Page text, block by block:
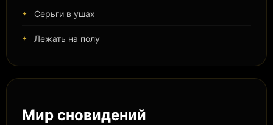
Серьги в ушах
Лежать на полу
Мир сновидений